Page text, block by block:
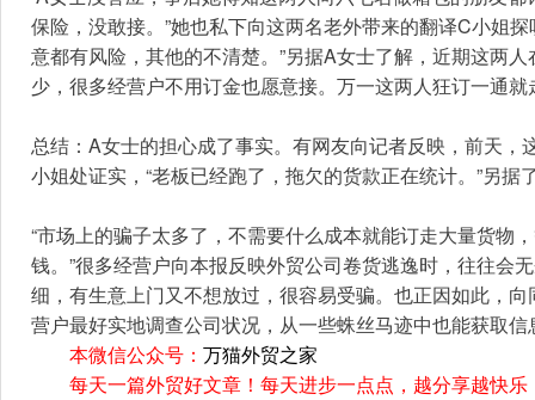
保险，没敢接。”她也私下向这两名老外带来的翻译C小姐
意都有风险，其他的不清楚。”另据A女士了解，近期这两
少，很多经营户不用订金也愿意接。万一这两人狂订一通
总结：A女士的担心成了事实。有网友向记者反映，前天
小姐处证实，“老板已经跑了，拖欠的货款正在统计。”另
“市场上的骗子太多了，不需要什么成本就能订走大量货物
钱。”很多经营户向本报反映外贸公司卷货逃逸时，往往会
细，有生意上门又不想放过，很容易受骗。也正因如此，
营户最好实地调查公司状况，从一些蛛丝马迹中也能获取
本微信公众号： 万猫外贸之家
每天一篇外贸好文章！每天进步一点点，越分享越快乐